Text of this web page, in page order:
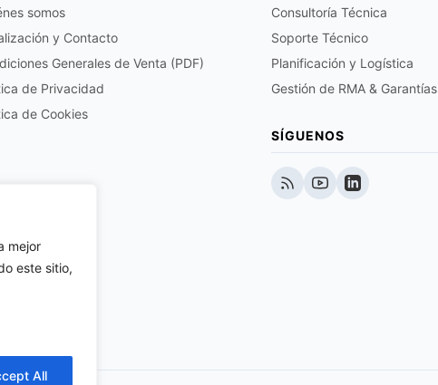
mejor
este sitio,
All
somos
y Contacto
Generales de Venta (PDF)
de Privacidad
de Cookies
Consultoría Técnica
Soporte Técnico
Planificación y Logística
Gestión de RMA & Garantías
SÍGUENOS